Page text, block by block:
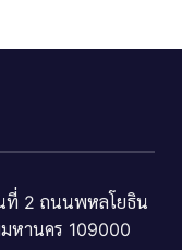
ที่ 2 ถนนพหลโยธิน
หานคร 109000